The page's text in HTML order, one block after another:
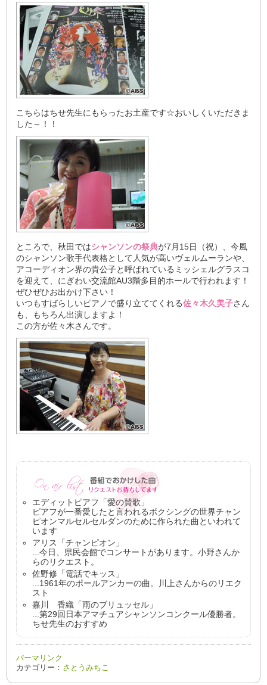
こちらはちせ先生にもらったお土産です☆おいしくいただきま
した～！！
ところで、秋田ではシャンソンの祭典が7月15日（祝）、今風
のシャンソン歌手代表格として人気が高いヴェルムーランや、
アコーディオン界の貴公子と呼ばれているミッシェルグラスコ
を迎えて、にぎわい交流館AU3階多目的ホールで行われます！
ぜひぜひお出かけ下さい！
いつもすばらしいピアノで盛り立ててくれる佐々木久美子さん
も、もちろん出演しますよ！
この方が佐々木さんです。
エディットピアフ「愛の賛歌」
ピアフが一番愛したと言われるボクシングの世界チャン
ピオンマルセルセルダンのために作られた曲といわれて
います
アリス「チャンピオン」
...今日、県民会館でコンサートがあります。小野さんか
らのリクエスト。
佐野修「電話でキッス」
...1961年のポールアンカーの曲。川上さんからのリエク
スト
嘉川 香織「雨のブリュッセル」
...第29回日本アマチュアシャンソンコンクール優勝者。
ちせ先生のおすすめ
パーマリンク
カテゴリー： さとうみちこ